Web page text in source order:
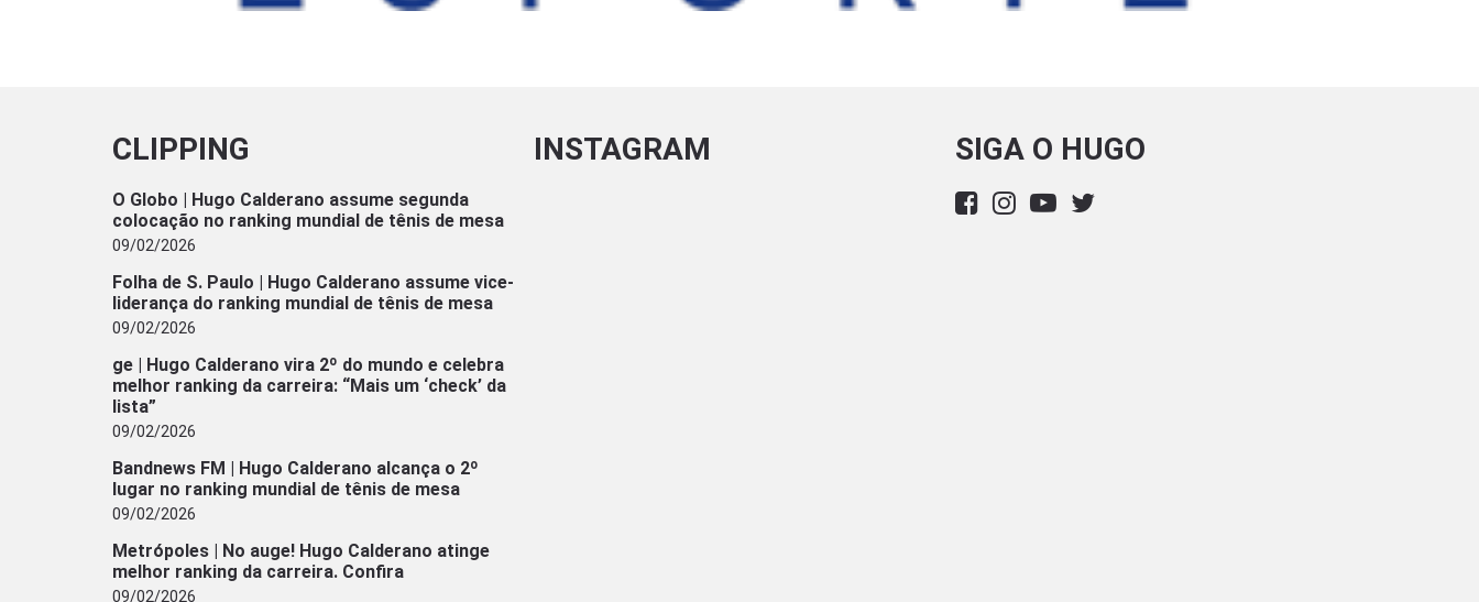
CLIPPING
O Globo | Hugo Calderano assume segunda
colocação no ranking mundial de tênis de mesa
09/02/2026
Folha de S. Paulo | Hugo Calderano assume vice-
liderança do ranking mundial de tênis de mesa
09/02/2026
ge | Hugo Calderano vira 2º do mundo e celebra
melhor ranking da carreira: “Mais um ‘check’ da
lista”
09/02/2026
Bandnews FM | Hugo Calderano alcança o 2º
lugar no ranking mundial de tênis de mesa
09/02/2026
Metrópoles | No auge! Hugo Calderano atinge
melhor ranking da carreira. Confira
09/02/2026
INSTAGRAM SIGA O HUGO